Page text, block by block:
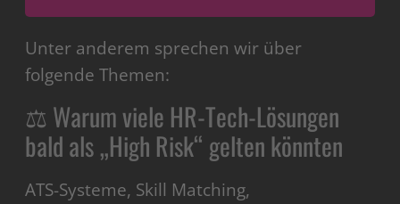
Unter anderem sprechen wir über
folgende Themen:
⚖️ Warum viele HR-Tech-Lösungen
bald als „High Risk“ gelten könnten
ATS-Systeme, Skill Matching,